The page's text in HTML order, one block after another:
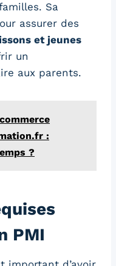
Sa
assurer des
et jeunes
un
aux parents.
:
?
PMI